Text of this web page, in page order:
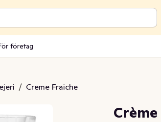
företag
/ Creme Fraiche